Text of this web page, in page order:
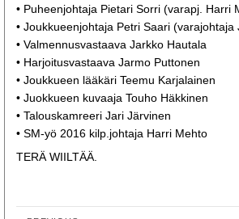
• Puheenjohtaja Pietari Sorri (varapj. Harri
• Joukkueenjohtaja Petri Saari (varajohtaja
• Valmennusvastaava Jarkko Hautala
• Harjoitusvastaava Jarmo Puttonen
• Joukkueen lääkäri Teemu Karjalainen
• Juokkueen kuvaaja Touho Häkkinen
• Talouskamreeri Jari Järvinen
• SM-yö 2016 kilp.johtaja Harri Mehto
TERÄ WIILTÄÄ.